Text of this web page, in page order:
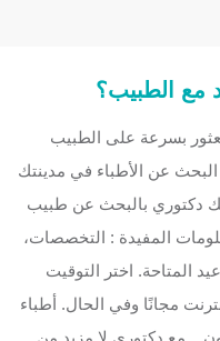
مع الطبيب؟
بسرعة على الطبيب
البحث عن الأطباء في مدينتك
دكتوري بالبحث عن طبيب
المفيدة : التخصصات،
المتاحة. اختر التوقيت
مجانًا وفي الحال. أطباء